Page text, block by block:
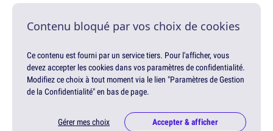
Contenu bloqué par vos choix de cookies
Ce contenu est fourni par un service tiers. Pour l'afficher, vous
devez accepter les cookies dans vos paramètres de confidentialité.
Modifiez ce choix à tout moment via le lien "Paramètres de Gestion
de la Confidentialité" en bas de page.
Gérer mes choix Accepter & afficher